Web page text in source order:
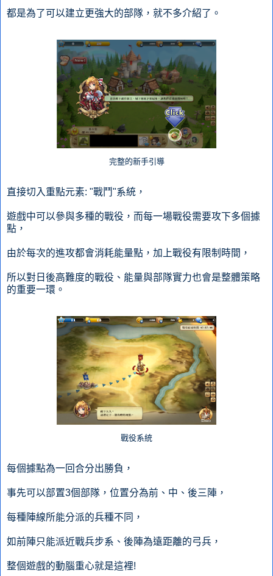
都是為了可以建立更強大的部隊，就不多介紹了。
完整的新手引導
直接切入重點元素: "戰鬥"系統，
遊戲中可以參與多種的戰役，而每一場戰役需要攻下多個據
點，
由於每次的進攻都會消耗能量點，加上戰役有限制時間，
所以對日後高難度的戰役、能量與部隊實力也會是整體策略
的重要一環。
戰役系統
每個據點為一回合分出勝負，
事先可以部置3個部隊，位置分為前、中、後三陣，
每種陣線所能分派的兵種不同，
如前陣只能派近戰兵步系、後陣為遠距離的弓兵，
整個遊戲的動腦重心就是這裡!